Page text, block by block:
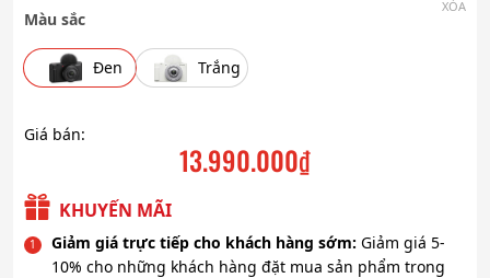
Màu sắc
Đen Trắng
XÓA
Giá bán:
13.990.000₫
KHUYẾN MÃI
Giảm giá trực tiếp cho khách hàng sớm: Giảm giá 5-
10% cho những khách hàng đặt mua sản phẩm trong